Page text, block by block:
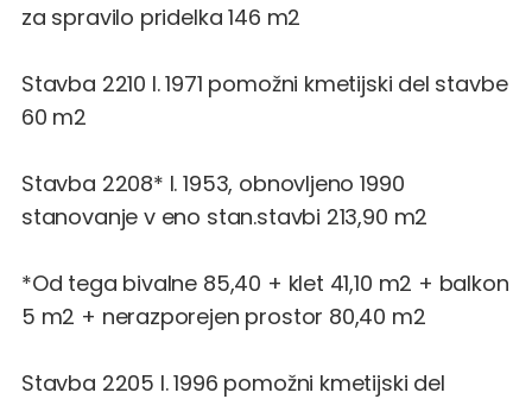
za spravilo pridelka 146 m2
Stavba 2210 l. 1971 pomožni kmetijski del stavbe
60 m2
Stavba 2208* l. 1953, obnovljeno 1990
stanovanje v eno stan.stavbi 213,90 m2
*Od tega bivalne 85,40 + klet 41,10 m2 + balkon
5 m2 + nerazporejen prostor 80,40 m2
Stavba 2205 l. 1996 pomožni kmetijski del